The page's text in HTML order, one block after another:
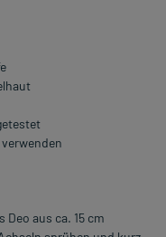
aus ca. 15 cm